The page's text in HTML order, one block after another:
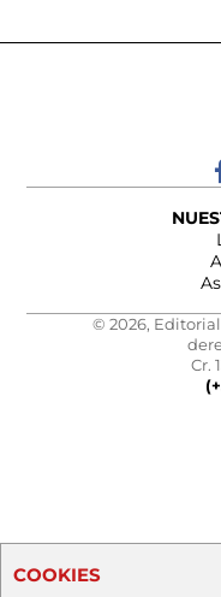
© 2026, Editorial
Cr.
COOKIES